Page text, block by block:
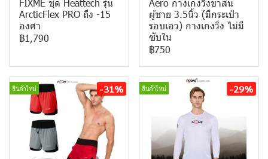
ArcticFlex PRO ถึง -15
องศา
฿1,790
ผู้ชาย 3.5นิ้ว (มีกระเป๋า
รอบเอว) กางเกงวิ่ง ไม่มี
ซับใน
฿750
สินค้าใหม่ -31% สินค้าใหม่ -29%